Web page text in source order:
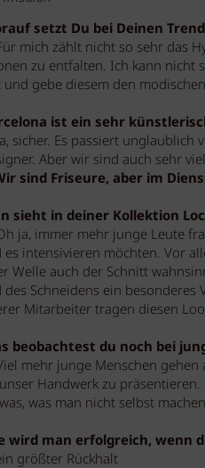
setzt Du bei Deinen
mich zählt nicht so sehr das
zu entfalten. Ich kann
gebe diesem den
ist ein sehr
sicher. Es passiert
Aber wir sind auch sehr
sind Friseure, aber im
sieht in deiner Kollektion
ja, immer mehr junge Leute
es intensivieren möchten. Vor
Welle auch der Schnitt
Schneidens ein
Mitarbeiter tragen diesen
beobachtest du noch bei
mehr junge Menschen
Handwerk zu
was man nicht selbst
wird man erfolgreich, wenn
größter Rückhalt